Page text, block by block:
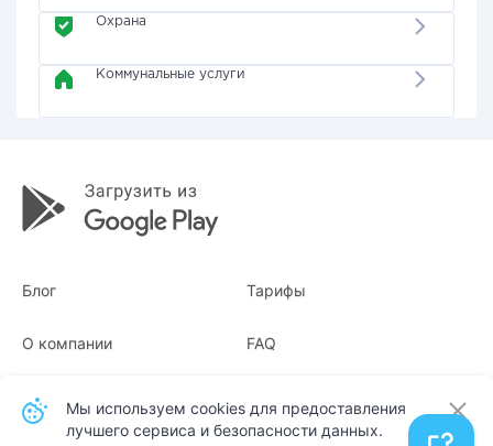
Охрана
Коммунальные услуги
Блог Тарифы
О компании
Квитанции
FAQ
Мы используем cookies для предоставления
лучшего сервиса и безопасности данных.